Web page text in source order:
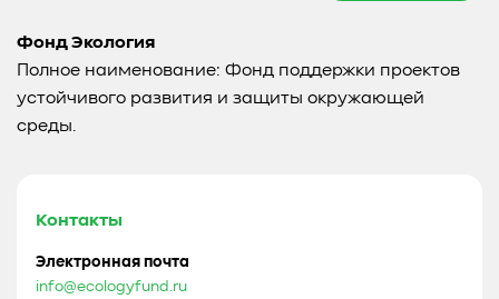
Фонд Экология
Полное наименование: Фонд поддержки проектов
устойчивого развития и защиты окружающей
среды.
Контакты
Электронная почта
info@ecologyfund.ru